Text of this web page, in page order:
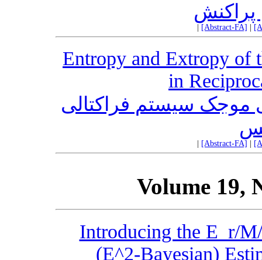
[Abstract-FA]
Entropy and Extropy of
in
موجک سیستم فراکتالی
[Abstract-FA]
Volume 19,
Introducing the E_r/
(E^2-Bayesian)